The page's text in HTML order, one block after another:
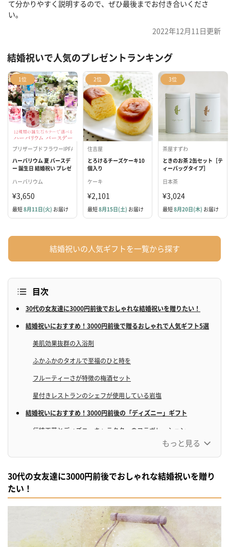
て分かりやすく説明するので、ぜひ最後までお付き合いくださ
い。
2022年12月11日更新
結婚祝いで人気のプレゼントランキング
1位
プリザーブドフラワーIPFA タンプ店
ハーバリウム 夏 バースデ
ー 誕生日 結婚祝い プレゼ
ブドフラワー
ハーバリウム
¥3,650
最短8月11日(火) お届け
2位
住吉屋
とろけるチーズケーキ10
個入り
ケーキ
¥2,101
最短8月15日(土) お届け
3位
茶屋すずわ
ときのお茶 2缶セット［テ
ィーバッグタイプ］
日本茶
¥3,024
最短8月20日(木) お届け
結婚祝いの人気ギフトを一覧から探す
もっと見る
目次
30代の女友達に3000円前後でおしゃれな結婚祝いを贈りたい！
結婚祝いにおすすめ！3000円前後で贈るおしゃれで人気ギフト5選
美肌効果抜群の入浴剤
ふかふかのタオルで至福のひと時を
フルーティーさが特徴の梅酒セット
星付きレストランのシェフが使用している岩塩
結婚祝いにおすすめ！3000円前後の「ディズニー」ギフト
伝統工芸とディズニーキャラクターのコラボレーション
使い勝手の良いケーキプレート
ディズニー×スタイリッシュのペアタンブラー
30代の女友達に贈る！3000円前後の結婚祝い「食器」
木のぬくもりを感じる夫婦箸
30代の女友達に3000円前後でおしゃれな結婚祝いを贈り
たい！